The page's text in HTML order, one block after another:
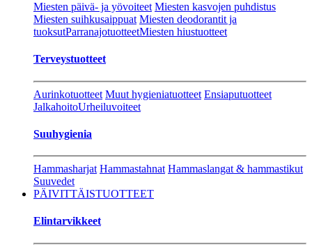
Miesten päivä- ja yövoiteet Miesten kasvojen puhdistus
Miesten suihkusaippuat Miesten deodorantit ja
tuoksutParranajotuotteetMiesten hiustuotteet
Terveystuotteet
Aurinkotuotteet Muut hygieniatuotteet Ensiaputuotteet
JalkahoitoUrheiluvoiteet
Suuhygienia
Hammasharjat Hammastahnat Hammaslangat & hammastikut
Suuvedet
PÄIVITTÄISTUOTTEET
Elintarvikkeet